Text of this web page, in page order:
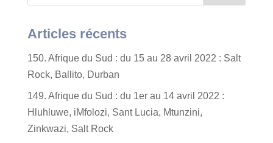
Articles récents
150. Afrique du Sud : du 15 au 28 avril 2022 : Salt
Rock, Ballito, Durban
149. Afrique du Sud : du 1er au 14 avril 2022 :
Hluhluwe, iMfolozi, Sant Lucia, Mtunzini,
Zinkwazi, Salt Rock